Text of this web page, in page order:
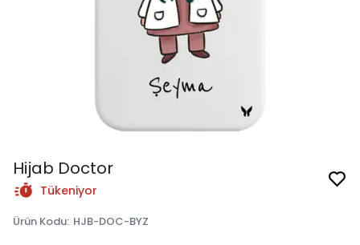
Hijab Doctor
Tükeniyor
Ürün Kodu: HJB-DOC-BYZ